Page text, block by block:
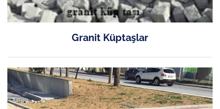
Granit Küptaşlar